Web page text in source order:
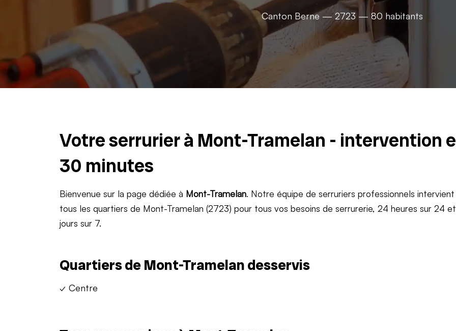
Canton Berne — 2723 — 80 habitants
Votre serrurier à Mont-Tramelan - intervention
30 minutes
Bienvenue sur la page dédiée à Mont-Tramelan. Notre équipe de serruriers professionnels intervient
tous les quartiers de Mont-Tramelan (2723) pour tous vos besoins de serrurerie, 24 heures sur 24
jours sur 7.
Quartiers de Mont-Tramelan desservis
✓ Centre